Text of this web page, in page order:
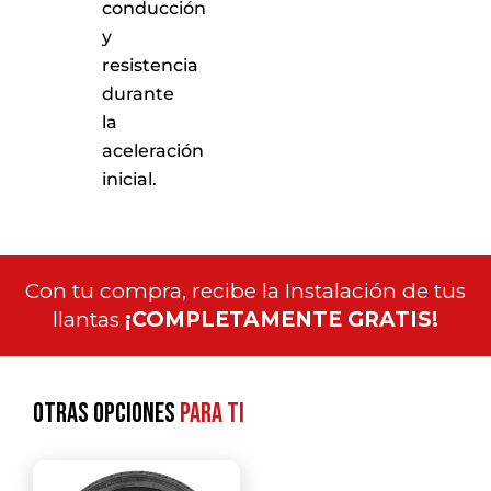
conducción
y
resistencia
durante
la
aceleración
inicial.
Con tu compra, recibe la Instalación de tus
llantas ¡COMPLETAMENTE GRATIS!
Otras opcionespara ti